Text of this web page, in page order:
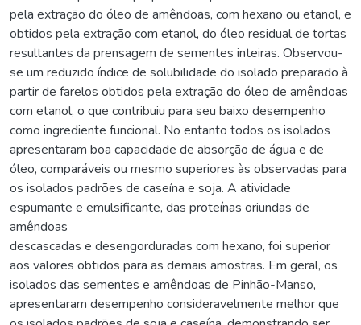
pela extração do óleo de amêndoas, com hexano ou etanol, e
obtidos pela extração com etanol, do óleo residual de tortas
resultantes da prensagem de sementes inteiras. Observou-
se um reduzido índice de solubilidade do isolado preparado à
partir de farelos obtidos pela extração do óleo de amêndoas
com etanol, o que contribuiu para seu baixo desempenho
como ingrediente funcional. No entanto todos os isolados
apresentaram boa capacidade de absorção de água e de
óleo, comparáveis ou mesmo superiores às observadas para
os isolados padrões de caseína e soja. A atividade
espumante e emulsificante, das proteínas oriundas de
amêndoas
descascadas e desengorduradas com hexano, foi superior
aos valores obtidos para as demais amostras. Em geral, os
isolados das sementes e amêndoas de Pinhão-Manso,
apresentaram desempenho consideravelmente melhor que